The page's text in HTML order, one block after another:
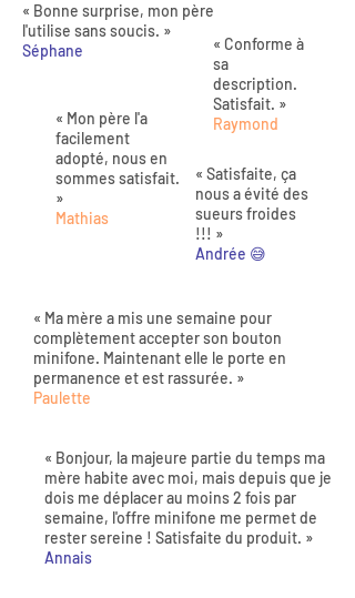
« Bonne surprise, mon père
l'utilise sans soucis. »
Séphane
« Mon père l'a
facilement
adopté, nous en
sommes satisfait.
»
Mathias
« Conforme à
sa
description.
Satisfait. »
Raymond
« Satisfaite, ça
nous a évité des
sueurs froides
!!! »
Andrée 😅
« Ma mère a mis une semaine pour
complètement accepter son bouton
minifone. Maintenant elle le porte en
permanence et est rassurée. »
Paulette
« Bonjour, la majeure partie du temps ma
mère habite avec moi, mais depuis que je
dois me déplacer au moins 2 fois par
semaine, l'offre minifone me permet de
rester sereine ! Satisfaite du produit. »
Annais